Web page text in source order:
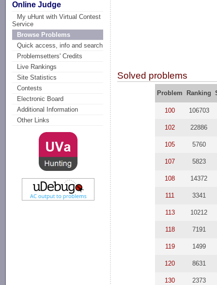
Online Judge
My uHunt with Virtual Contest
Service
Browse Problems
Quick access, info and search
Problemsetters' Credits
Live Rankings
Site Statistics
Contests
Electronic Board
Additional Information
Other Links
Solved problems
Problem Ranking
100 106703
102 22886
105 5760
107 5823
108 14372
111 3341
113 10212
118 7191
119 1499
120 8631
130 2373